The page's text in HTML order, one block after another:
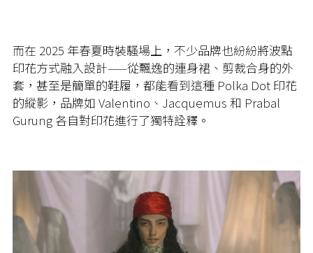
而在 2025 年春夏時裝騷場上，不少品牌也紛紛將波點
印花方式融入設計——從飄逸的連身裙、剪裁合身的外
套，甚至是簡單的鞋履，都能看到這種 Polka Dot 印花
的縱影，品牌如 Valentino、Jacquemus 和 Prabal
Gurung 各自對印花進行了獨特詮釋。